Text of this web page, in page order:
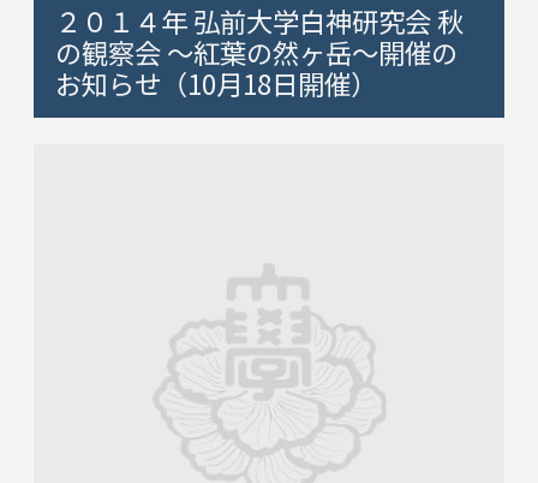
２０１４年 弘前大学白神研究会 秋
の観察会 ～紅葉の然ヶ岳～開催の
お知らせ（10月18日開催）